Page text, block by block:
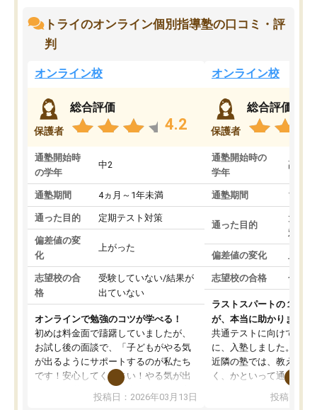
トライのオンライン個別指導塾の口コミ・評
判
オンライン校
保護者
総合評価
4.2
通塾開始時
の学年
中2
通塾期間 4ヵ月～1年未満
通った目的 定期テスト対策
偏差値の変
化
上がった
志望校の合
格
受験していない/結果が
出ていない
オンラインで勉強のコツが学べる！
初めは料金面で躊躇していましたが、
お試し後の面談で、「子どもがやる気
が出るようにサポートするのが私たち
です！安心してください！やる気が出
ないのは私たち講師の責任です」と言
ってくださり、確かに！と考えて、思
投稿日：2026年03月13日
オンライン校
保護者
総合評価
通塾開始時の
学年
高3
通塾期間 1～3
通った目的
大学
対策
偏差値の変化
志望校の合格 合格
ラストスパートの１か月
が、本当に助かりました
共通テストに向けての追
に、入塾しました。田舎
近隣の塾では、教えても
く、かといって通うには
可能なので本当に助か
投稿日：